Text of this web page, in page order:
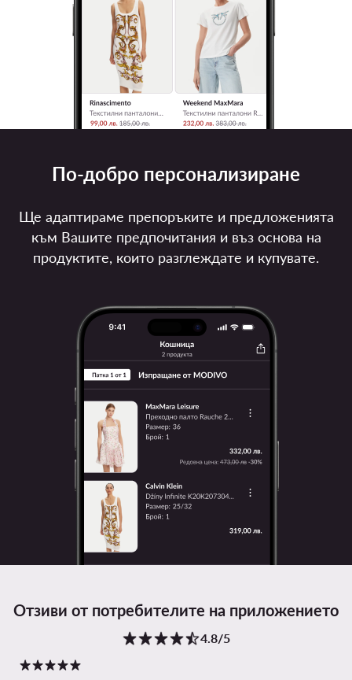
Отзиви от потребителите на приложението
4.8/5
По-добро персонализиране
Ще адаптираме препоръките и предложенията
към Вашите предпочитания и въз основа на
продуктите, които разглеждате и купувате.